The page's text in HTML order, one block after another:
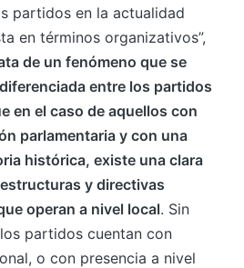
partidos en la actualidad
en términos organizativos”,
de un fenómeno que se
entre los partidos
en el caso de aquellos con
parlamentaria y con una
histórica, existe una clara
y directivas
operan a nivel local. Sin
partidos cuentan con
o con presencia a nivel